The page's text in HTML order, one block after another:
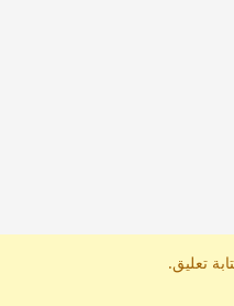
تعليق.